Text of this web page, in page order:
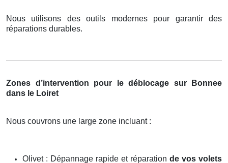
Nous utilisons des outils modernes pour garantir des
réparations durables.
Zones d’intervention pour le déblocage sur Bonnee
dans le Loiret
Nous couvrons une large zone incluant :
Olivet : Dépannage rapide et réparation de vos volets